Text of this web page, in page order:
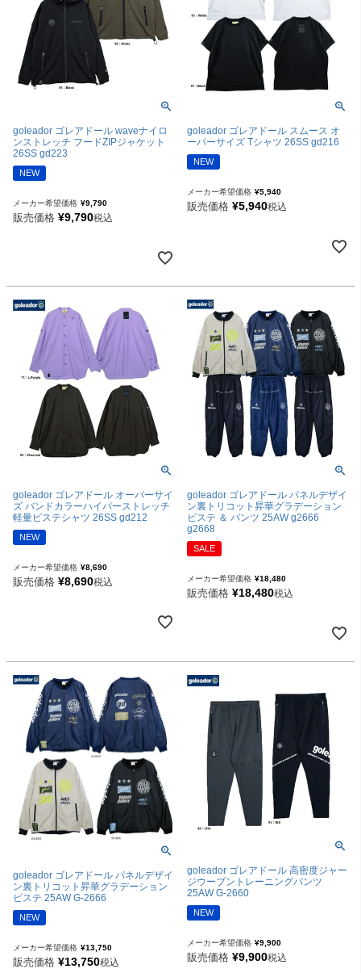
goleador ゴレアドール waveナイロ
ンストレッチ フードZIPジャケット
26SS gd223
NEW
メーカー希望価格 ¥9,790
販売価格 ¥9,790税込
goleador ゴレアドール スムース オ
ーバーサイズ Tシャツ 26SS gd216
NEW
メーカー希望価格 ¥5,940
販売価格 ¥5,940税込
goleador ゴレアドール オーバーサイ
ズ バンドカラーハイパーストレッチ
軽量ピステシャツ 26SS gd212
NEW
メーカー希望価格 ¥8,690
販売価格 ¥8,690税込
goleador ゴレアドール パネルデザイ
ン裏トリコット昇華グラデーション
ピステ ＆ パンツ 25AW g2666
g2668
SALE
メーカー希望価格 ¥18,480
販売価格 ¥18,480税込
goleador ゴレアドール パネルデザイ
ン裏トリコット昇華グラデーション
ピステ 25AW G-2666
NEW
メーカー希望価格 ¥13,750
販売価格 ¥13,750税込
goleador ゴレアドール 高密度ジャー
ジウーブントレーニングパンツ
25AW G-2660
NEW
メーカー希望価格 ¥9,900
販売価格 ¥9,900税込